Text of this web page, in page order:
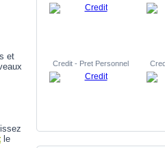
et
le
Credit - Pret Personnel